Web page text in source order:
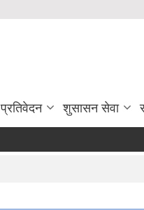
प्रतिवेदन शुसासन सेवा